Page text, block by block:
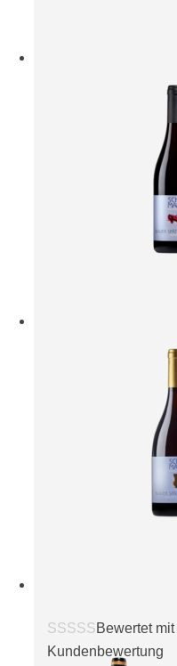
Bewertet mit
Kundenbewertung